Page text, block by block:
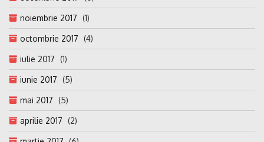
noiembrie 2017 (1)
octombrie 2017 (4)
iulie 2017 (1)
iunie 2017 (5)
mai 2017 (5)
aprilie 2017 (2)